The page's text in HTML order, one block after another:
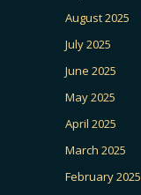
August 2025
July 2025
June 2025
May 2025
April 2025
March 2025
February 2025